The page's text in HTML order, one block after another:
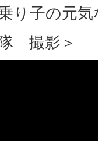
り子の元
撮影＞